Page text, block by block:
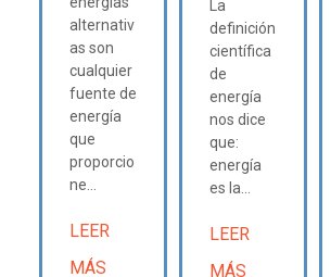
alternativ
as son
cualquier
fuente de
energía
que
proporcio
ne...
LEER
MÁS
La
definición
científica
de
energía
nos dice
que:
energía
es la...
LEER
MÁS